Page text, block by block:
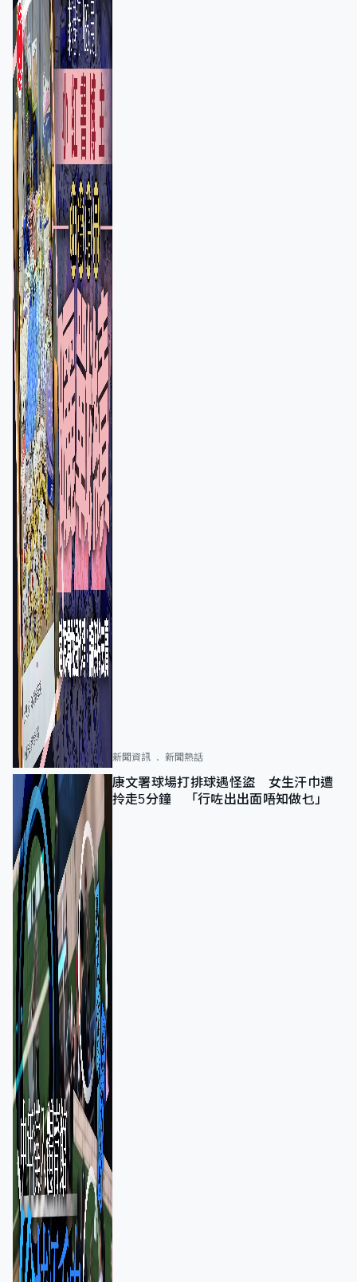
新聞資訊 新聞熱話
康文署球場打排球遇怪盜 女生汗巾遭
拎走5分鐘 「行咗出出面唔知做乜」